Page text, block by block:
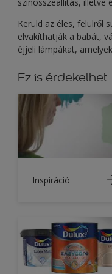
Kerüld az éles, felülről
elvakíthatják a babát,
éjjeli lámpákat,
Ez is érdekelhet
Inspiráció